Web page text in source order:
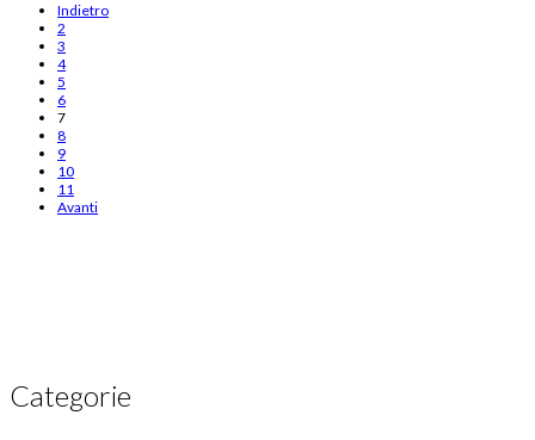
Indietro
2
3
4
5
6
7
8
9
10
11
Avanti
Categorie